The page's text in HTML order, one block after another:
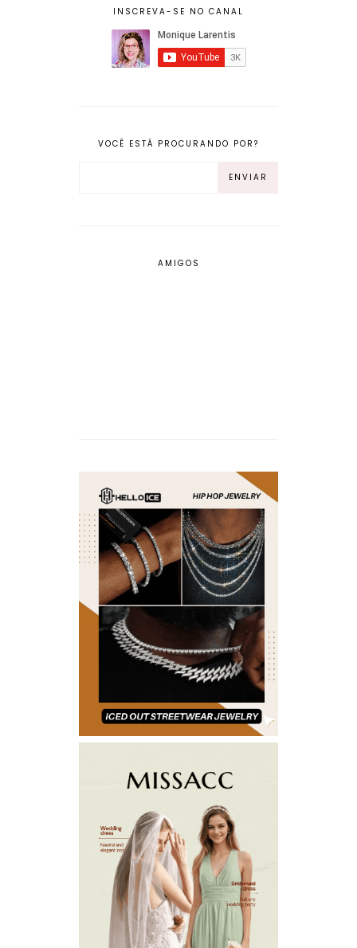
INSCREVA-SE NO CANAL
VOCÊ ESTÁ PROCURANDO POR?
AMIGOS